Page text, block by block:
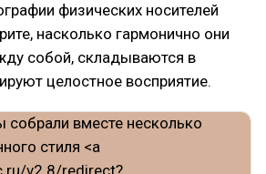
физических носителей
насколько гармонично они
собой, складываются в
целостное восприятие.